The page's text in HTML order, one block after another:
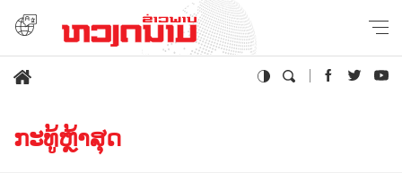
ກະທູ້ຫຼ້າສຸດ